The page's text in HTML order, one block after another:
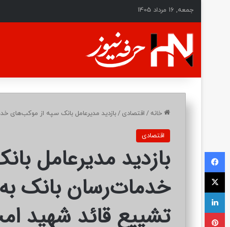
جمعه, 16 مرداد 1405
خانه / اقتصادی /بازدید مدیرعامل بانک سپه از موکب‌های
اقتصادی
بازدید مدیرعامل
خدمات‌رسان بانک به
تشییع قائد شهید